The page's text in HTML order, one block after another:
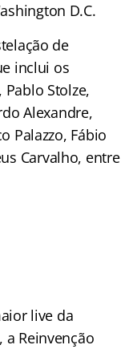
D.C.
de
inclui os
Stolze,
Alexandre,
Palazzo, Fábio
Carvalho, entre
live da
Reinvenção